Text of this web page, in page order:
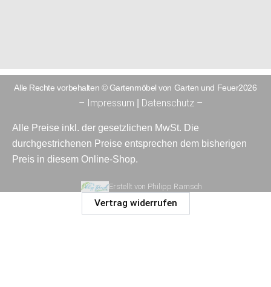
Alle Rechte vorbehalten © Gartenmöbel von Garten und Feuer2026
– Impressum Datenschutz –
Alle Preise inkl. der gesetzlichen MwSt. Die
durchgestrichenen Preise entsprechen dem bisherigen
Preis in diesem Online-Shop.
Erstellt von Philipp Ramsch
Vertrag widerrufen